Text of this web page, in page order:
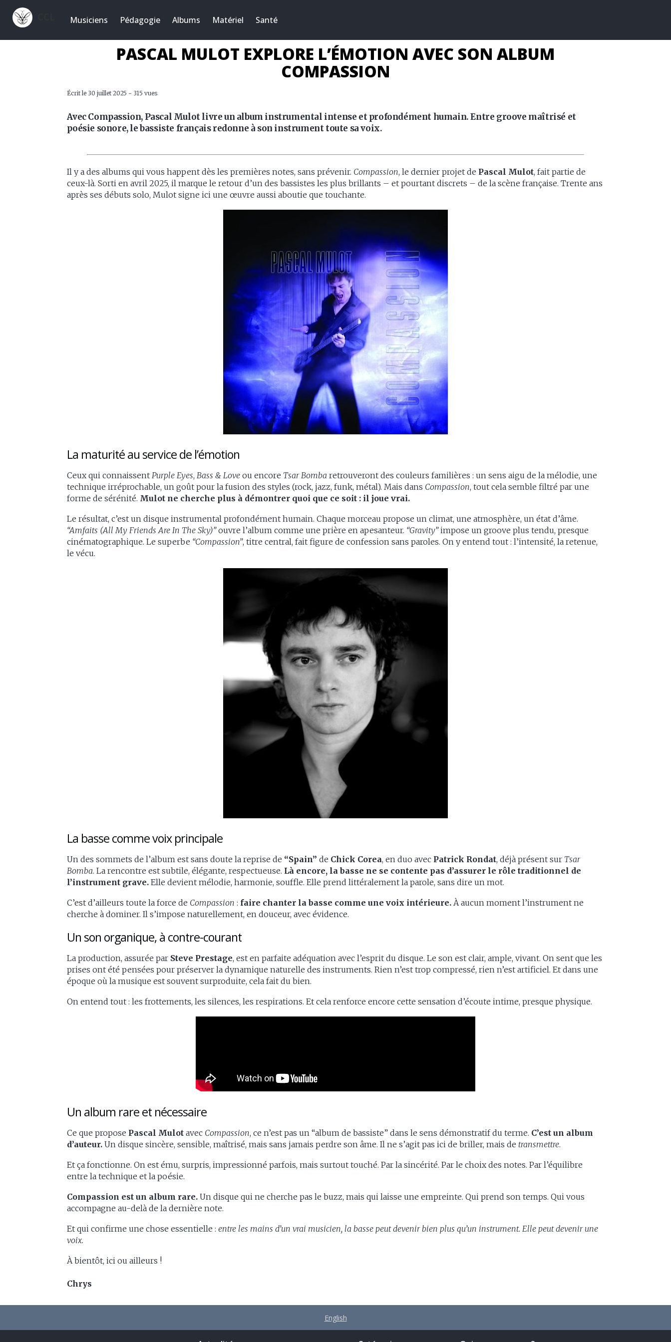
Musiciens Pédagogie Albums Matériel Santé
PASCAL MULOT EXPLORE L’ÉMOTION AVEC SON ALBUM
COMPASSION
Écrit le 30 juillet 2025 - 315 vues
Avec Compassion, Pascal Mulot livre un album instrumental intense et profondément humain. Entre groove maîtrisé et
poésie sonore, le bassiste français redonne à son instrument toute sa voix.
Il y a des albums qui vous happent dès les premières notes, sans prévenir. Compassion, le dernier projet de Pascal Mulot, fait partie de
ceux-là. Sorti en avril 2025, il marque le retour d’un des bassistes les plus brillants – et pourtant discrets – de la scène française. Trente ans
après ses débuts solo, Mulot signe ici une œuvre aussi aboutie que touchante.
La maturité au service de l’émotion
Ceux qui connaissentPurple Eyes,Bass & Love ou encore Tsar Bomba retrouveront des couleurs familières : un sens aigu de la mélodie, une
technique irréprochable, un goût pour la fusion des styles (rock, jazz, funk, métal). Mais dans Compassion, tout cela semble filtré par une
forme de sérénité. Mulot ne cherche plus à démontrer quoi que ce soit : il joue vrai.
Le résultat, c’est un disque instrumental profondément humain. Chaque morceau propose un climat, une atmosphère, un état d’âme.
“Amfaits (All My Friends Are In The Sky)”ouvre l’album comme une prière en apesanteur. “Gravity”impose un groove plus tendu, presque
cinématographique. Le superbe “Compassion”, titre central, fait figure de confession sans paroles. On y entend tout : l’intensité, la retenue,
le vécu.
La basse comme voix principale
Un des sommets de l’album est sans doute la reprise de “Spain” de Chick Corea, en duo avec Patrick Rondat, déjà présent sur Tsar
Bomba. La rencontre est subtile, élégante, respectueuse. Là encore, la basse ne se contente pas d’assurer le rôle traditionnel de
l’instrument grave. Elle devient mélodie, harmonie, souffle. Elle prend littéralement la parole, sans dire un mot.
C’est d’ailleurs toute la force de Compassion : faire chanter la basse comme une voix intérieure. À aucun moment l’instrument ne
cherche à dominer. Il s’impose naturellement, en douceur, avec évidence.
Un son organique, à contre-courant
La production, assurée par Steve Prestage, est en parfaite adéquation avec l’esprit du disque. Le son est clair, ample, vivant. On sent que les
prises ont été pensées pour préserver la dynamique naturelle des instruments. Rien n’est trop compressé, rien n’est artificiel. Et dans une
époque où la musique est souvent surproduite, cela fait du bien.
On entend tout : les frottements, les silences, les respirations. Et cela renforce encore cette sensation d’écoute intime, presque physique.
Un album rare et nécessaire
Ce que propose Pascal Mulot avec Compassion, ce n’est pas un “album de bassiste” dans le sens démonstratif du terme. C’est un album
d’auteur. Un disque sincère, sensible, maîtrisé, mais sans jamais perdre son âme. Il ne s’agit pas ici de briller, mais de transmettre.
Et ça fonctionne. On est ému, surpris, impressionné parfois, mais surtout touché. Par la sincérité. Par le choix des notes. Par l’équilibre
entre la technique et la poésie.
Compassion est un album rare. Un disque qui ne cherche pas le buzz, mais qui laisse une empreinte. Qui prend son temps. Qui vous
accompagne au-delà de la dernière note.
Et qui confirme une chose essentielle :entre les mains d’un vrai musicien, la basse peut devenir bien plus qu’un instrument. Elle peut devenir une
voix.
À bientôt, ici ou ailleurs !
Chrys
English